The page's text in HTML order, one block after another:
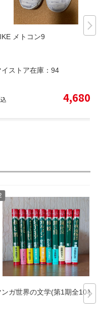
メトコン9
イストア在庫： 94
4,680
ンガ世界の文学(第1期全10巻)